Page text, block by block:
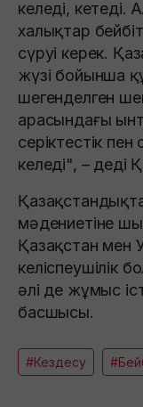
келеді, кетеді.
халықтар бейбіт
сүруі керек.
жүзі бойынша
шегенделген
арасындағы
серіктестік
келеді", –
мәдениетіне
Қазақстан мен
келіспеушілік
әлі де жұмыс
басшысы.
#Кездесу